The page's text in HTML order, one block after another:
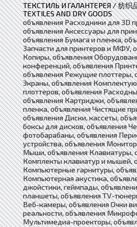
ТЕКСТИЛЬ И ГАЛАНТЕРЕЯ / 纺织
TEXTILES AND DRY GOODS
объявления Расходники для 3D
объявления Аксессуары для
объявления Бумага и пленка,
Запчасти для принтеров и МФУ,
Копиры, объявления
конференций, объявления
объявления Режущие плоттеры,
Экраны, объявления
плоттеров, объявления
объявления Картриджи,
пленка, объявления Чистящие
объявления Диски, кассеты,
боксы для дисков, объявления
фотобарабаны, объявления
устройства, объявления
Мыши, объявления Клавиатуры,
Комплекты клавиатур и мышей,
Компьютерные гарнитуры,
Компьютерная акустика,
джойстики, геймпады,
планшеты, объявления TV-
Веб-камеры, объявления Очки
реальности, объявления
Мультимедиа-проекторы,